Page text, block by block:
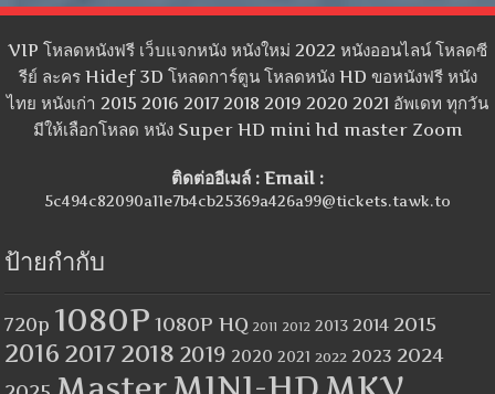
VIP โหลดหนังฟรี เว็บแจกหนัง หนังใหม่ 2022 หนังออนไลน์ โหลดซี
รีย์ ละคร Hidef 3D โหลดการ์ตูน โหลดหนัง HD ขอหนังฟรี หนัง
ไทย หนังเก่า 2015 2016 2017 2018 2019 2020 2021 อัพเดท ทุกวัน
มีให้เลือกโหลด หนัง Super HD mini hd master Zoom
ติดต่ออีเมล์ : Email :
5c494c82090a11e7b4cb25369a426a99@tickets.tawk.to
ป้ายกำกับ
720p 1080P 1080P HQ 2011 2012 2013 2014 2015
2016 2017 2018 2019 2020 2021 2022 2023 2024